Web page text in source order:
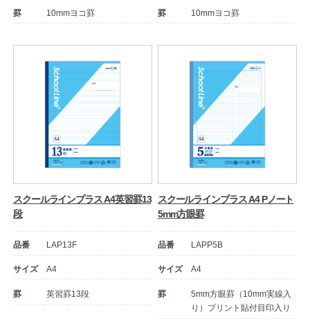
罫 10mmヨコ罫 罫 10mmヨコ罫
スクールラインプラス A4英習罫13
段
品番 LAP13F
サイズ A4
罫 英習罫13段
スクールラインプラス A4 Pノート
5mm方眼罫
品番 LAPP5B
サイズ A4
罫
5mm方眼罫（10mm実線入
り）プリント貼付目印入り